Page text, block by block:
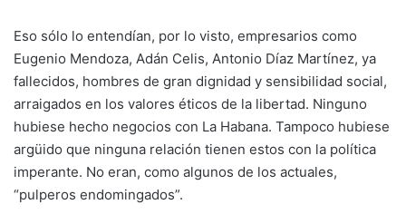
Eso sólo lo entendían, por lo visto, empresarios como
Eugenio Mendoza, Adán Celis, Antonio Díaz Martínez, ya
fallecidos, hombres de gran dignidad y sensibilidad social,
arraigados en los valores éticos de la libertad. Ninguno
hubiese hecho negocios con La Habana. Tampoco hubiese
argüido que ninguna relación tienen estos con la política
imperante. No eran, como algunos de los actuales,
“pulperos endomingados”.